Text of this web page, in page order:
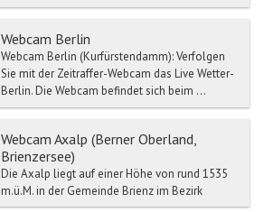
Webcam Berlin
Webcam Berlin (Kurfürstendamm): Verfolgen
Sie mit der Zeitraffer-Webcam das Live Wetter-
Berlin. Die Webcam befindet sich beim ...
Webcam Axalp (Berner Oberland,
Brienzersee)
Die Axalp liegt auf einer Höhe von rund 1535
m.ü.M. in der Gemeinde Brienz im Bezirk
Interlaken und ist mit dem Postauto oder dem